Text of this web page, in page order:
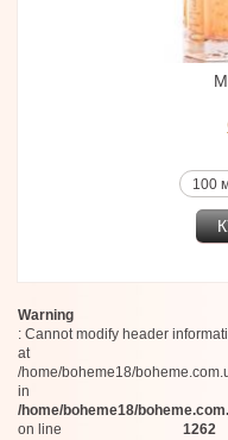
Roberto Cavalli
TSU LANGE YOR
Eredi Zucca
Aman
Aroma Studium
HOC
Premiere Peau
100
Warning
: Cannot modify header
at
/home/boheme18/
in
/home/boheme18/
on line
1262